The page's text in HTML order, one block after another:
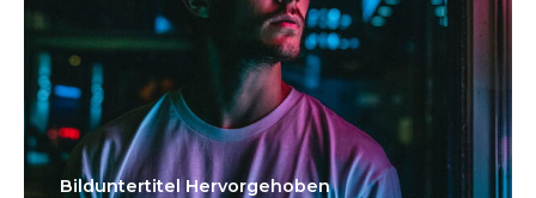
Bild­unter­titel Hervorgehoben